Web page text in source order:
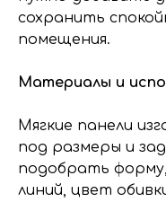
сохранить
помещения.
Материалы и
Мягкие панели
под размеры и
подобрать
линий, цвет